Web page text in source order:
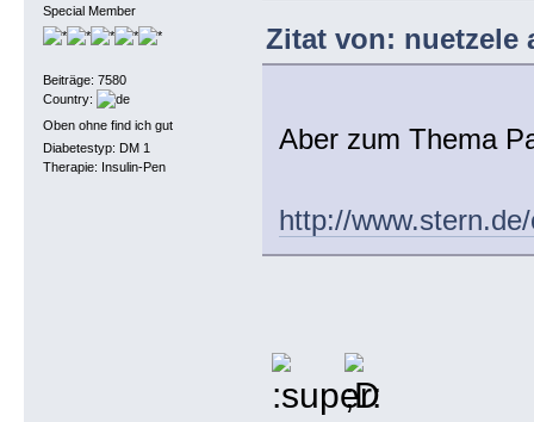
Special Member
Beiträge: 7580
Country:
Oben ohne find ich gut
Diabetestyp: DM 1
Therapie: Insulin-Pen
Zitat von: nuetzele
Aber zum Thema
http://